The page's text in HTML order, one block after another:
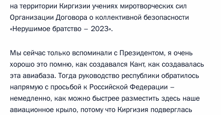
на территории Киргизии учениях миротворческих сил
Организации Договора о коллективной безопасности
«Нерушимое братство – 2023».
Мы сейчас только вспоминали с Президентом, я очень
хорошо это помню, как создавался Кант, как создавалась
эта авиабаза. Тогда руководство республики обратилось
напрямую с просьбой к Российской Федерации –
немедленно, как можно быстрее разместить здесь наше
авиационное крыло, потому что Киргизия подверглась